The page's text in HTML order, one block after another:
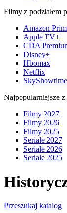
Filmy z podziałem
Amazon
Apple TV+
CDA
Disney+
Hbomax
Netflix
SkyShowtime
Najpopularniejsze z
Filmy 2027
Filmy 2026
Filmy 2025
Seriale 2027
Seriale 2026
Seriale 2025
Przeszukaj katalog